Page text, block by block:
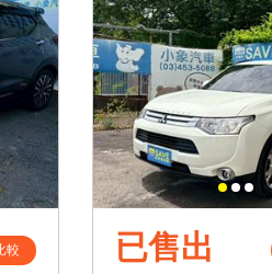
較 已售出